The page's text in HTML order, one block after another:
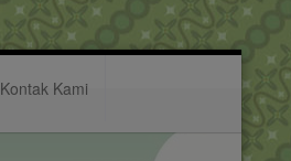
Kontak Kami